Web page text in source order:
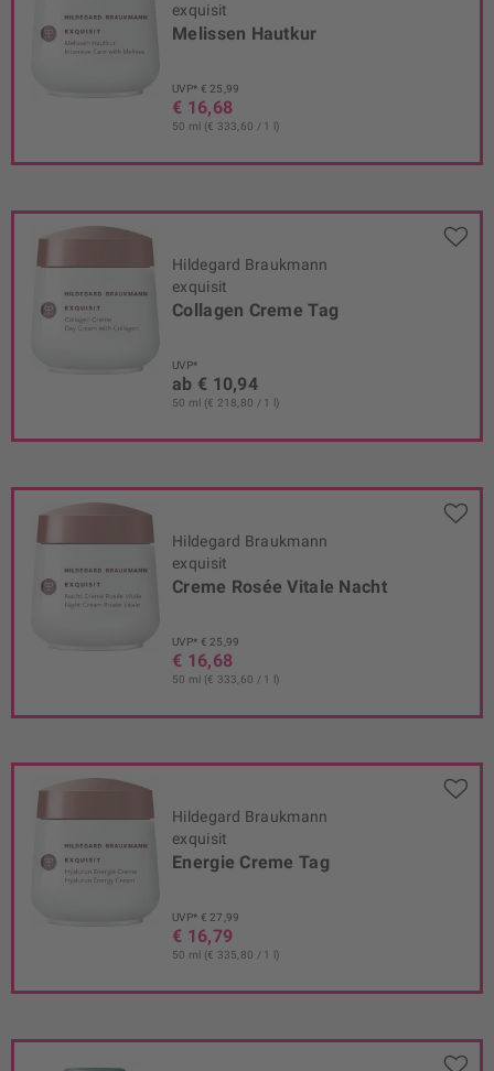
exquisit
Melissen Hautkur
UVP* € 25,99
€ 16,68
50 ml (€ 333,60 / 1 l)
Hildegard Braukmann
exquisit
Collagen Creme Tag
UVP*
ab € 10,94
50 ml (€ 218,80 / 1 l)
Hildegard Braukmann
exquisit
Creme Rosée Vitale Nacht
UVP* € 25,99
€ 16,68
50 ml (€ 333,60 / 1 l)
Hildegard Braukmann
exquisit
Energie Creme Tag
UVP* € 27,99
€ 16,79
50 ml (€ 335,80 / 1 l)